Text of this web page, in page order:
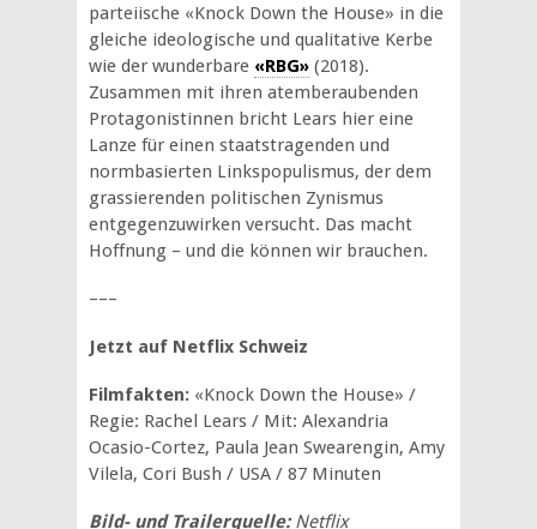
parteiische «Knock Down the House» in die
gleiche ideologische und qualitative Kerbe
wie der wunderbare «RBG» (2018).
Zusammen mit ihren atemberaubenden
Protagonistinnen bricht Lears hier eine
Lanze für einen staatstragenden und
normbasierten Linkspopulismus, der dem
grassierenden politischen Zynismus
entgegenzuwirken versucht. Das macht
Hoffnung – und die können wir brauchen.
–––
Jetzt auf Netflix Schweiz
Filmfakten: «Knock Down the House» /
Regie: Rachel Lears / Mit: Alexandria
Ocasio-Cortez, Paula Jean Swearengin, Amy
Vilela, Cori Bush / USA / 87 Minuten
Bild- und Trailerquelle:Netflix